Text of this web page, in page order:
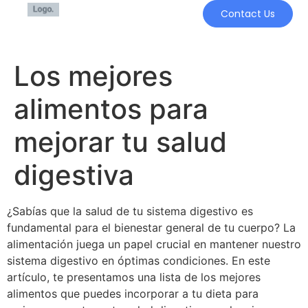
Contact Us
Los mejores
alimentos para
mejorar tu salud
digestiva
¿Sabías que la salud de tu sistema digestivo es
fundamental para el bienestar general de tu cuerpo? La
alimentación juega un papel crucial en mantener nuestro
sistema digestivo en óptimas condiciones. En este
artículo, te presentamos una lista de los mejores
alimentos que puedes incorporar a tu dieta para